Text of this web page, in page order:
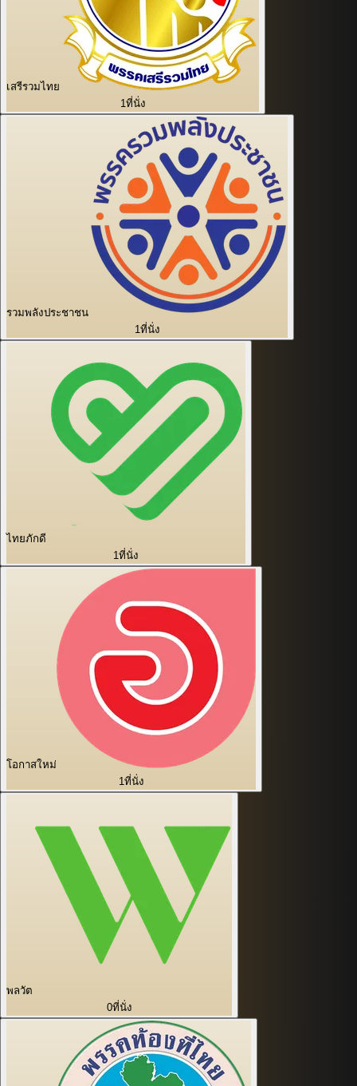
เสรีรวมไทย
1ที่นั่ง
รวมพลังประชาชน
1ที่นั่ง
ไทยภักดี
1ที่นั่ง
โอกาสใหม่
1ที่นั่ง
พลวัต
0ที่นั่ง